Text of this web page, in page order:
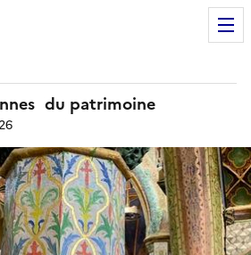
du patrimoine